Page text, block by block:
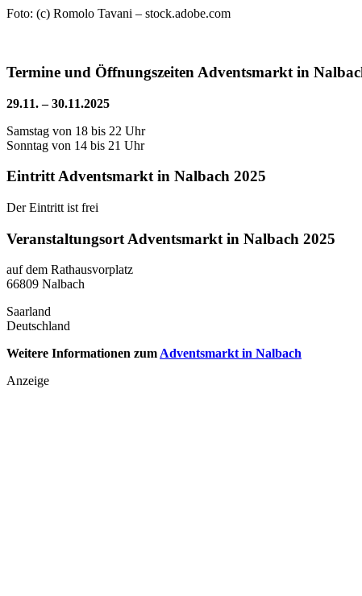
Foto: (c) Romolo Tavani – stock.adobe.com
Termine und Öffnungszeiten Adventsmarkt in
29.11. – 30.11.2025
Samstag von 18 bis 22 Uhr
Sonntag von 14 bis 21 Uhr
Eintritt Adventsmarkt in Nalbach 2025
Der Eintritt ist frei
Veranstaltungsort Adventsmarkt in Nalbach 2025
auf dem Rathausvorplatz
66809 Nalbach
Saarland
Deutschland
Weitere Informationen zumAdventsmarkt in Nalbach
Anzeige